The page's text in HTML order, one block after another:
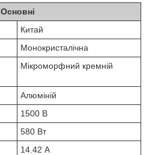
Основні
Китай
Монокристалічна
Мікроморфний кремній
Алюміній
1500 В
580 Вт
14.42 А